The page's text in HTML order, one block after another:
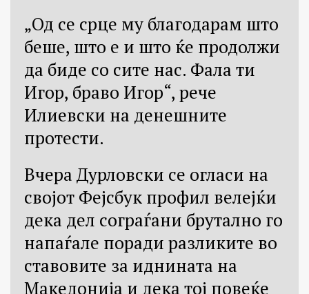
„Од се срце му благодарам што
беше, што е и што ќе продолжи
да биде со сите нас. Фала ти
Игор, браво Игор“, рече
Илиевски на денешните
протести.
Вчера Дурловски се огласи на
својот Фејсбук профил велејќи
дека дел сограѓани брутално го
напаѓале поради разликите во
ставовите за иднината на
Македонија и дека тој повеќе